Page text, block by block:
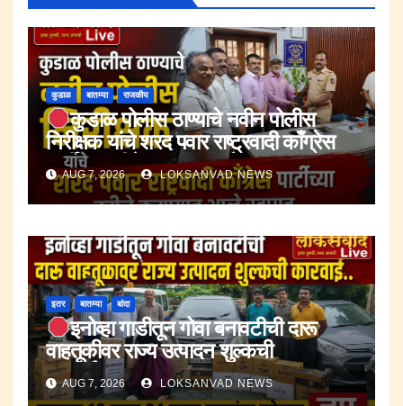
कुडाळ बातम्या राजकीय
कुडाळ पोलीस ठाण्याचे नवीन पोलीस
निरीक्षक यांचे शरद पवार राष्ट्रवादी काँग्रेस
पार्टीच्या वतीने करण्यात आले स्वागत.
AUG 7, 2026 LOKSANVAD NEWS
इतर बातम्या बांदा
इनोव्हा गाडीतून गोवा बनावटीची दारू
वाहतूकीवर राज्य उत्पादन शुल्कची
कारवाई.;दारूसह १० लाख २४ हजार रुपयांचा
मुद्देमाल जप्त.
AUG 7, 2026 LOKSANVAD NEWS